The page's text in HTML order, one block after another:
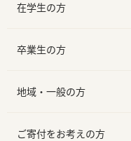
在学生の方
卒業生の方
地域・一般の方
ご寄付をお考えの方